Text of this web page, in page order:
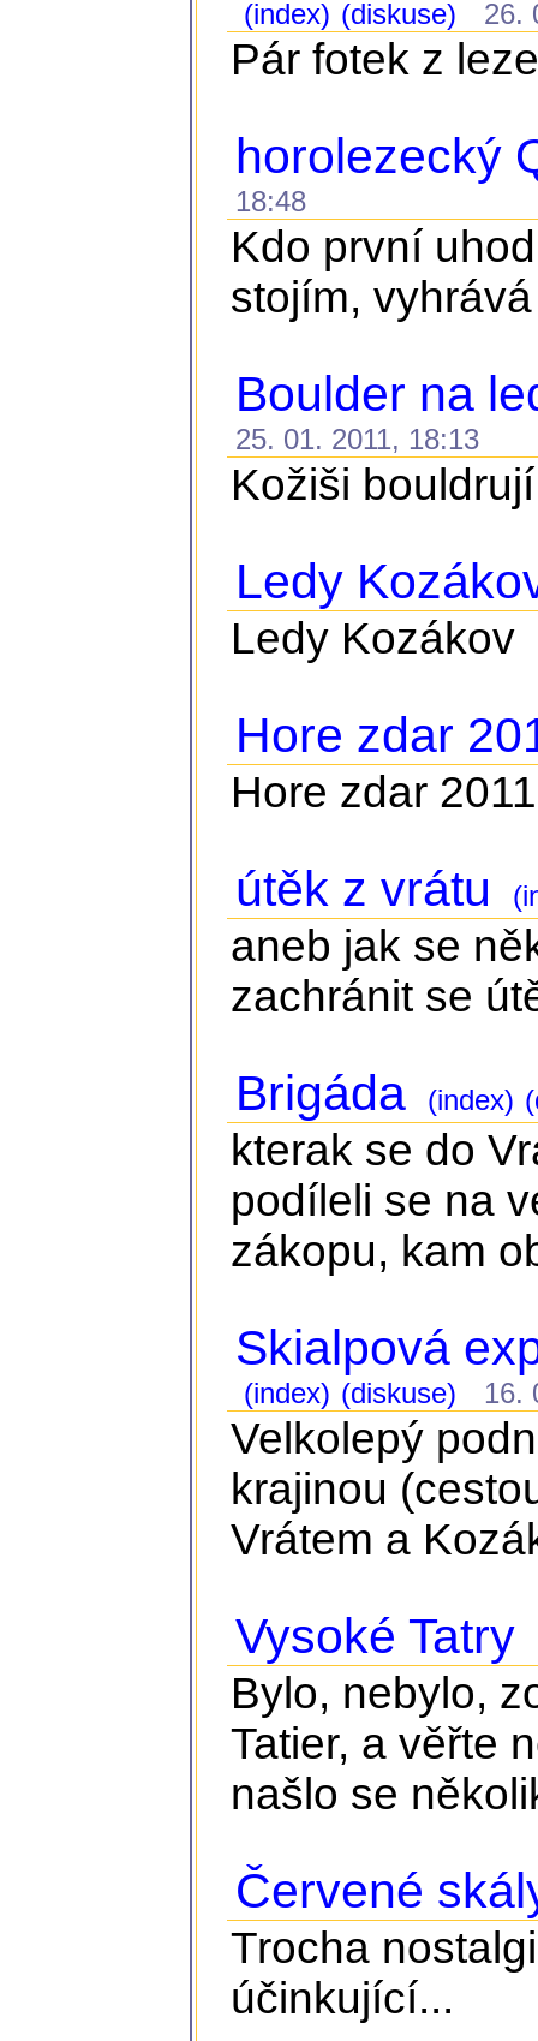
(index) (diskuse) 26.
Pár fotek z
horolezecký
18:48
Kdo první
stojím,
Boulder na
25. 01. 2011, 18:13
Kožiši
Ledy
Ledy Kozákov
Hore zdar
Hore zdar 2011
útěk z vrátu
aneb jak se
zachránit se
Brigáda (index)
kterak se do
podíleli se na
zákopu, kam
Skialpová
(index) (diskuse) 16.
Velkolepý
krajinou
Vrátem a
Vysoké Tatry
Bylo, nebylo,
Tatier, a věřte
našlo se
Červené
Trocha
účinkující...